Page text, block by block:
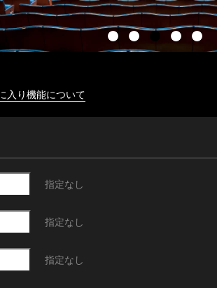
入り機能について
指定なし
指定なし
指定なし